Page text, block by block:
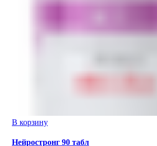
В корзину
Нейростронг 90 табл